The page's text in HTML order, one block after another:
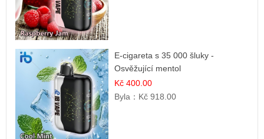
E-cigareta s 35 000 šluky -
Osvěžující mentol
Kč 400.00
Byla： Kč 918.00